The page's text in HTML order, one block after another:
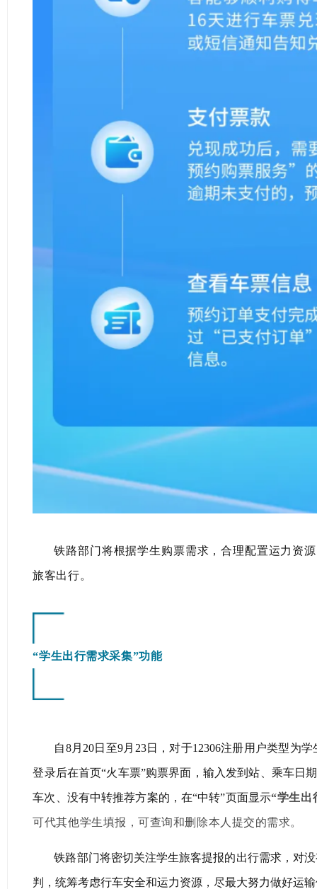
铁路部门将根据学生购票需求，合理配置运力资
旅客出行。
“学生出行需求采集”功能
自8月20日至9月23日，对于12306注册用户类型为
登录后在首页“火车票”购票界面，输入发到站、乘车日
车次、没有中转推荐方案的，在“中转”页面显示“学生出
可代其他学生填报，可查询和删除本人提交的需求。
铁路部门将密切关注学生旅客提报的出行需求，对
判，统筹考虑行车安全和运力资源，尽最大努力做好运